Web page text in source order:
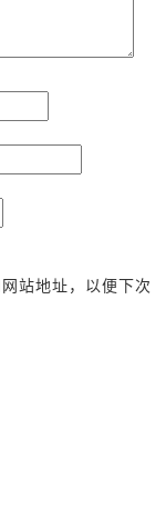
站地址，以便下次